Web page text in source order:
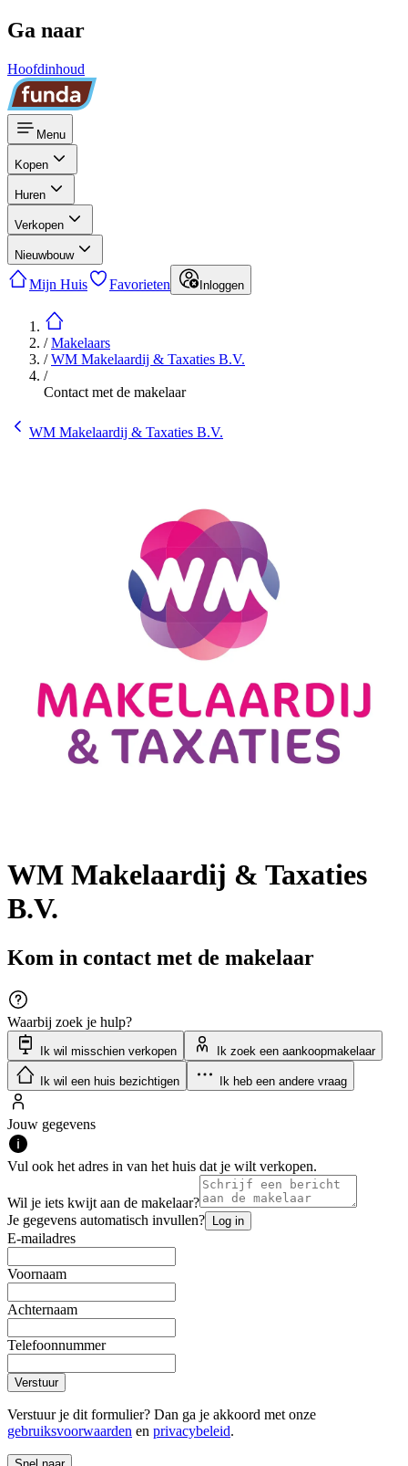
Ga naar
Hoofdinhoud
Menu
Kopen
Huren
Verkopen
Nieuwbouw
Mijn Huis Favorieten Inloggen
/Makelaars
/WM Makelaardij & Taxaties B.V.
/
Contact met de makelaar
WM Makelaardij & Taxaties B.V.
WM Makelaardij & Taxaties
B.V.
Kom in contact met de makelaar
Waarbij zoek je hulp?
Ik wil misschien verkopen Ik zoek een aankoopmakelaar
Ik wil een huis bezichtigen Ik heb een andere vraag
Jouw gegevens
Vul ook het adres in van het huis dat je wilt verkopen.
Wil je iets kwijt aan de makelaar?
Je gegevens automatisch invullen? Log in
E-mailadres
Voornaam
Achternaam
Telefoonnummer
Verstuur
Verstuur je dit formulier? Dan ga je akkoord met onze
gebruiksvoorwaarden en privacybeleid.